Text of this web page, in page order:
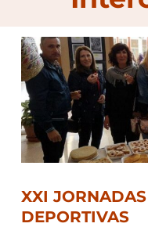
XXI
DEPORTIVAS